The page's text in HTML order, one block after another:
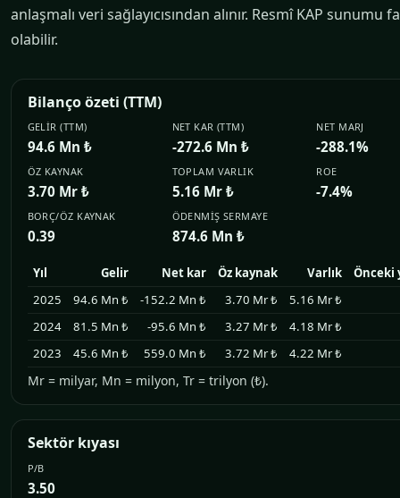
anlaşmalı veri sağlayıcısından alınır. Resmî KAP sunumu
olabilir.
Bilanço özeti (TTM)
GELIR (TTM)
94.6 Mn ₺
NET KAR (TTM)
-272.6 Mn ₺
NET MARJ
-288.1%
ÖZ KAYNAK
3.70 Mr ₺
TOPLAM VARLIK
5.16 Mr ₺
ROE
-7.4%
BORÇ/ÖZ KAYNAK
0.39
ÖDENMIŞ SERMAYE
874.6 Mn ₺
Yıl Gelir Net kar Öz kaynak Varlık
Önceki
2025
94.6 Mn ₺ -152.2 Mn ₺ 3.70 Mr ₺
5.16 Mr ₺
2024
81.5 Mn ₺ -95.6 Mn ₺ 3.27 Mr ₺
4.18 Mr ₺
2023
45.6 Mn ₺ 559.0 Mn ₺ 3.72 Mr ₺ 4.22 Mr ₺
Mr = milyar, Mn = milyon, Tr = trilyon (₺).
Sektör kıyası
P/B
3.50